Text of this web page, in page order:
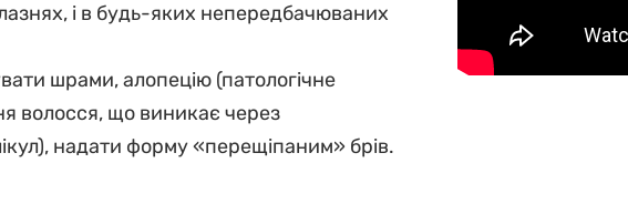
і в будь-яких непередбачюваних
шрами, алопецію (патологічне
волосся, що виникає через
надати форму «перещіпаним» брів.